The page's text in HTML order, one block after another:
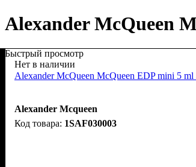
Alexander McQueen
Быстрый просмотр
Нет в наличии
Alexander McQueen McQueen EDP mini 5 ml
Alexander Mcqueen
1SAF030003